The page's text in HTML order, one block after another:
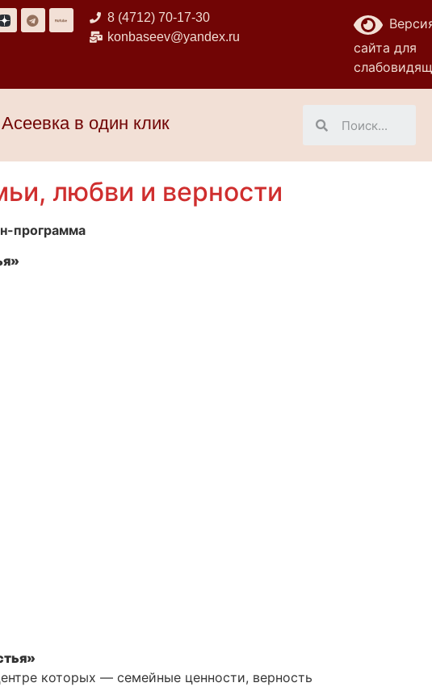
8 (4712) 70-17-30
konbaseev@yandex.ru
сайта для
Асеевка в один клик
любви и верности
программа
которых — семейные ценности, верность